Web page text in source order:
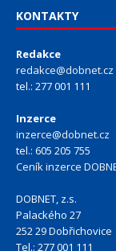
KONTAKTY
Redakce
redakce@dobnet.cz
tel.: 277 001 111
Inzerce
inzerce@dobnet.cz
tel.: 605 205 755
Ceník inzerce
DOBNET, z.s.
Palackého 27
252 29 Dobřichovice
Tel.: 277 001 111